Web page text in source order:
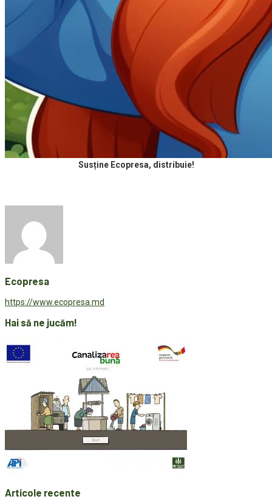
Susține Ecopresa, distribuie!
Ecopresa
https://www.ecopresa.md
Hai să ne jucăm!
Articole recente